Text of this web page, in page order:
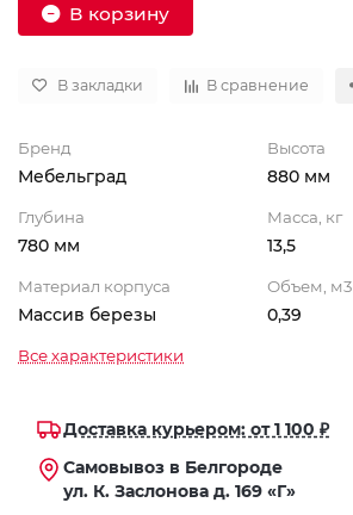
В корзину
В закладки В сравнение
Бренд
Мебельград
Высота
880 мм
Глубина
780 мм
Масса, кг
13,5
Материал корпуса
Массив березы
Объем, м3
0,39
Все характеристики
Доставка курьером: от 1 100 ₽
Самовывоз в Белгороде
ул. К. Заслонова д. 169 «Г»